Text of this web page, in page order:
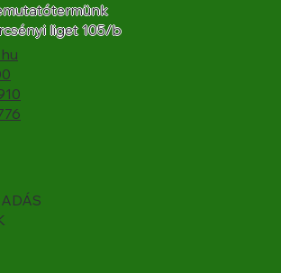
liget 105/b